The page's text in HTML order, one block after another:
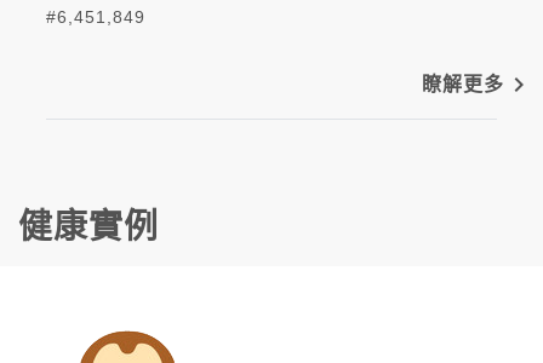
#6,451,849
瞭解更多 navigate_next
健康實例